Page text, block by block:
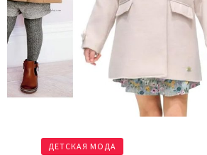
ДЕТСКАЯ МОДА